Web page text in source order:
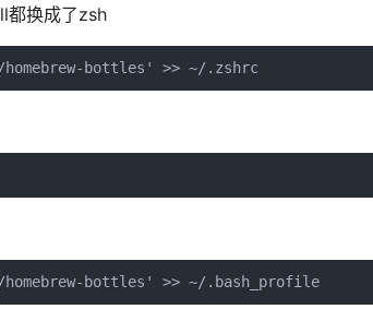
都换成了zsh
homebrew-bottles' >> ~/.zshrc
homebrew-bottles' >> ~/.bash_profile